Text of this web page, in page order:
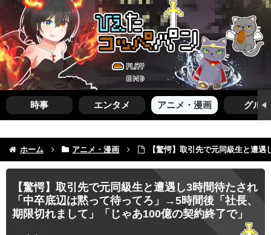
時事 エンタメ アニメ・漫画 グルメ
ホーム アニメ・漫画 【驚愕】取引先で元同級生と遭
【驚愕】取引先で元同級生と遭遇し3時間待たされ
「中卒底辺は黙って待ってろ」→5時間後「社長、
期限切れまして」「じゃあ100億の契約終了で」